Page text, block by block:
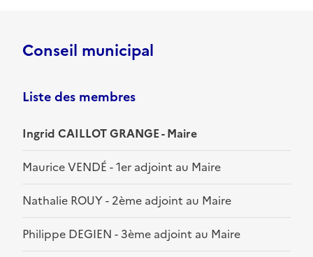
Conseil municipal
Liste des membres
Ingrid CAILLOT GRANGE - Maire
Maurice VENDÉ - 1er adjoint au Maire
Nathalie ROUY - 2ème adjoint au Maire
Philippe DEGIEN - 3ème adjoint au Maire